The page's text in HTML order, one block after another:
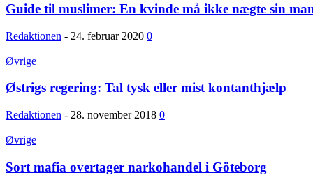
Guide til muslimer: En kvinde må ikke nægte sin
Redaktionen - 24. februar 2020 0
Øvrige
Østrigs regering: Tal tysk eller mist kontanthjælp
Redaktionen - 28. november 2018 0
Øvrige
Sort mafia overtager narkohandel i Göteborg